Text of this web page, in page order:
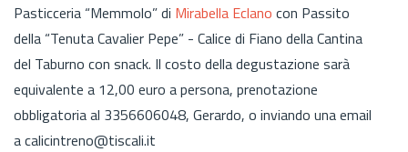
Pasticceria “Memmolo” di Mirabella Eclano con Passito
della “Tenuta Cavalier Pepe” - Calice di Fiano della Cantina
del Taburno con snack. Il costo della degustazione sarà
equivalente a 12,00 euro a persona, prenotazione
obbligatoria al 3356606048, Gerardo, o inviando una email
a calicintreno@tiscali.it